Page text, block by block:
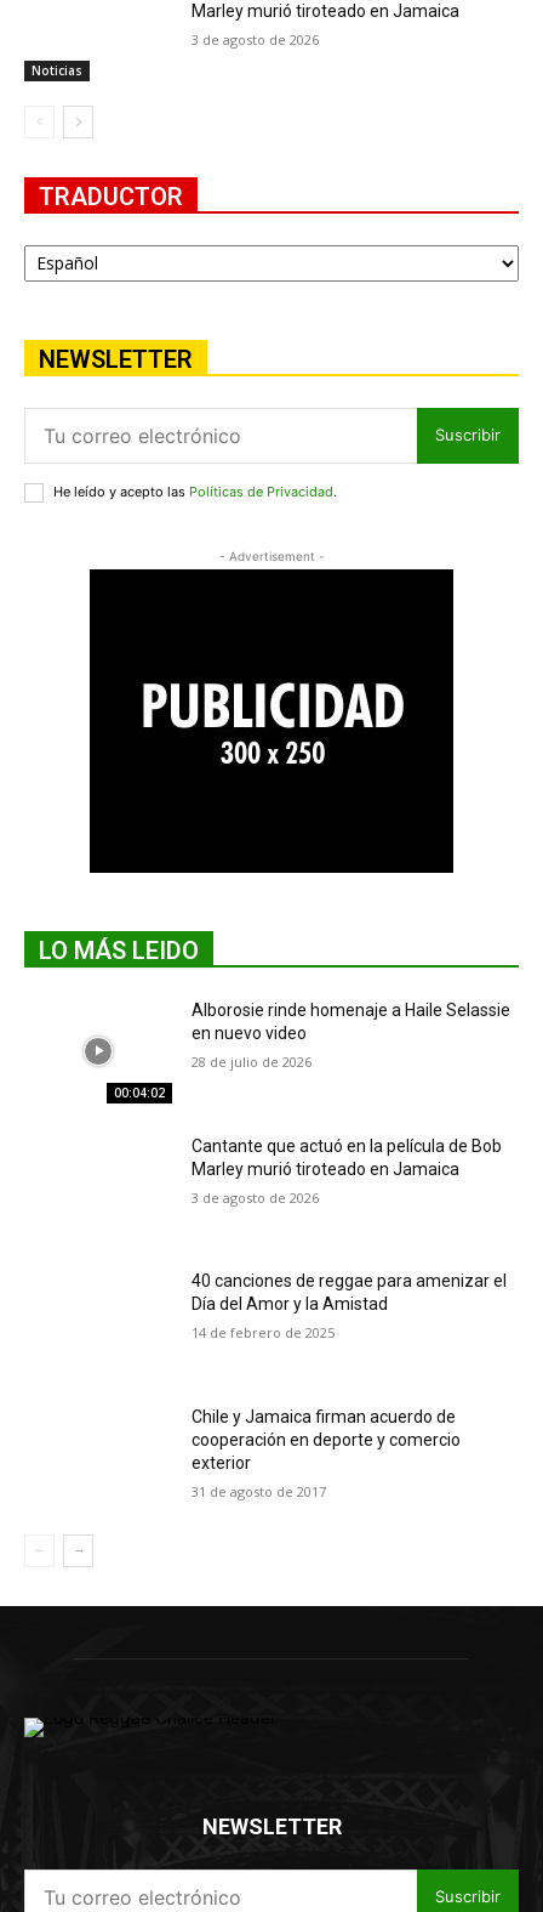
Noticias
Marley murió tiroteado en Jamaica
3 de agosto de 2026
TRADUCTOR
NEWSLETTER
Suscribir
He leído y acepto las Políticas de Privacidad.
- Advertisement -
LO MÁS LEIDO
00:04:02
Alborosie rinde homenaje a Haile Selassie
en nuevo video
28 de julio de 2026
Cantante que actuó en la película de Bob
Marley murió tiroteado en Jamaica
3 de agosto de 2026
40 canciones de reggae para amenizar el
Día del Amor y la Amistad
14 de febrero de 2025
Chile y Jamaica firman acuerdo de
cooperación en deporte y comercio
exterior
31 de agosto de 2017
NEWSLETTER
Suscribir